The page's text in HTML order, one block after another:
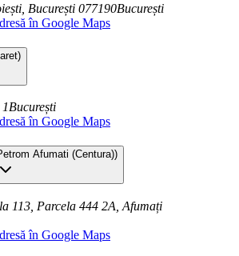
București 077190București
în Google Maps
)
București
în Google Maps
Afumati (Centura))
113, Parcela 444 2A, Afumați
în Google Maps